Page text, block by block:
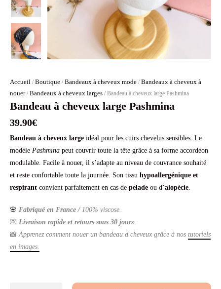
Accueil / Boutique / Bandeaux à cheveux mode / Bandeaux à cheveux à
nouer/ Bandeaux à cheveux larges / Bandeau à cheveux large Pashmina
Bandeau à cheveux large Pashmina
39.90€
Bandeau à cheveux large idéal pour les cuirs chevelus sensibles. Le
modèle Pashmina peut couvrir toute la tête grâce à sa forme accordéon
modulable. Facile à nouer, il s’adapte au niveau de couvrance souhaité
et reste confortable toute la journée. Son tissu hypoallergénique et
respirant convient parfaitement en cas de pelade ou d’alopécie
🌸 Fabriqué en France / 100% viscose.
💌 Livraison rapide et retours sous 30 jours
📸 Apprenez comment nouer un bandeau à cheveux grâce à nos tutoriels
en images.